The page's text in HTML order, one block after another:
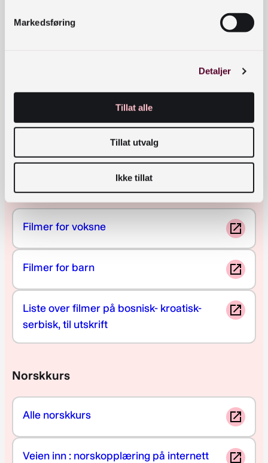
Markedsføring
Detaljer
Tillat alle
Tillat utvalg
Ikke tillat
Alle fagbøker
Tospråklige bøker
Filmer for voksne
Filmer for barn
Liste over filmer på bosnisk- kroatisk-
serbisk, til utskrift
Norskkurs
Alle norskkurs
Veien inn : norskopplæring på internett